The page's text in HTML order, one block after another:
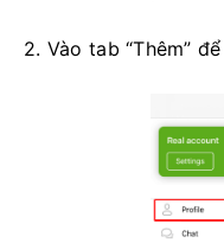
2. Vào tab “Thêm”